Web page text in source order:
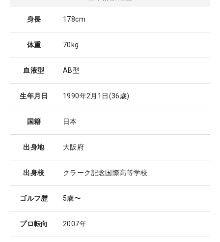
身長 178cm
体重 70kg
血液型 AB型
生年月日 1990年2月1日(36歳)
国籍 日本
出身地 大阪府
出身校 クラーク記念国際高等学校
ゴルフ歴 5歳〜
プロ転向 2007年